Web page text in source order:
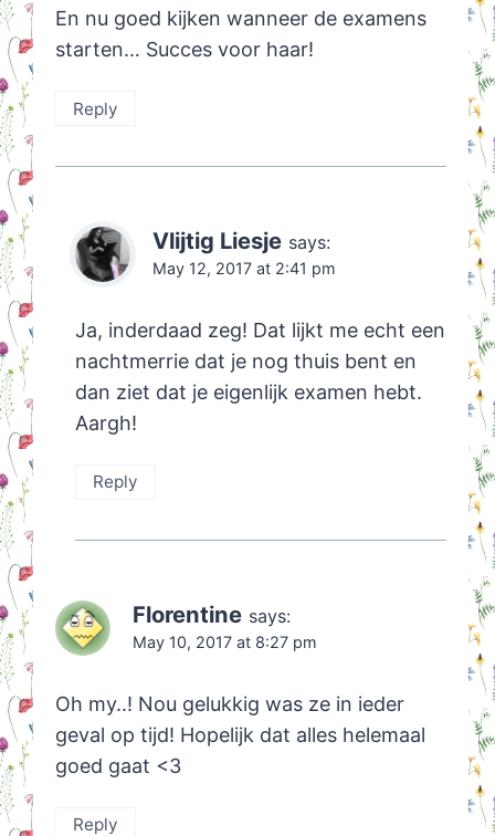
En nu goed kijken wanneer de examens
starten… Succes voor haar!
Reply
Vlijtig Liesje says:
May 12, 2017 at 2:41 pm
Ja, inderdaad zeg! Dat lijkt me echt een
nachtmerrie dat je nog thuis bent en
dan ziet dat je eigenlijk examen hebt.
Aargh!
Reply
Florentine says:
May 10, 2017 at 8:27 pm
Oh my..! Nou gelukkig was ze in ieder
geval op tijd! Hopelijk dat alles helemaal
goed gaat <3
Reply